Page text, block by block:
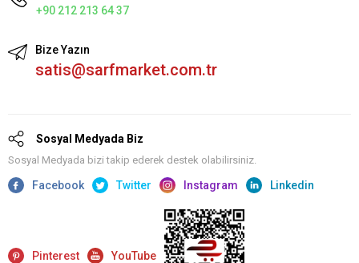
+90 212 213 64 37
Bize Yazın
satis@sarfmarket.com.tr
Sosyal Medyada Biz
Sosyal Medyada bizi takip ederek destek olabilirsiniz.
Facebook Twitter Instagram Linkedin
Pinterest YouTube